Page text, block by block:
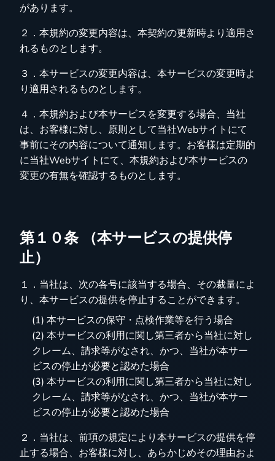
があります。
２．本規約の変更内容は、本契約の更新時より適用さ
れるものとします。
３．本サービスの変更内容は、本サービスの変更時よ
り適用されるものとします。
４．本規約および本サービスを変更する場合、当社
は、お客様に対し、原則として当社Webサイトにて
事前にその内容について通知します。お客様は定期的
に当社Webサイトにて、本規約および本サービスの
変更の有無を確認するものとします。
第１０条 （本サービスの提供停
止）
１．当社は、次の各号に該当する場合、その裁量によ
り、本サービスの提供を停止することができます。
(1) 本サービスの保守・点検作業等を行う場合
(2) 本サービスの利用に関し第三者から当社に対し
クレーム、請求等がなされ、かつ、当社が本サー
ビスの停止が必要と認めた場合
(3) 本サービスの利用に関し第三者から当社に対し
クレーム、請求等がなされ、かつ、当社が本サー
ビスの停止が必要と認めた場合
２．当社は、前項の規定により本サービスの提供を停
止する場合、お客様に対し、あらかじめその理由およ